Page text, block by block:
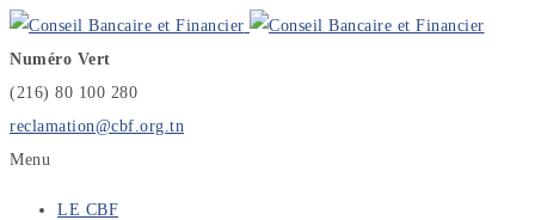
Numéro Vert
(216) 80 100 280
reclamation@cbf.org.tn
Menu
LE CBF